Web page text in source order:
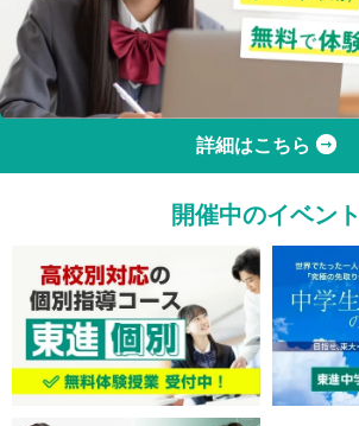
詳細はこちら
開催中のイベント